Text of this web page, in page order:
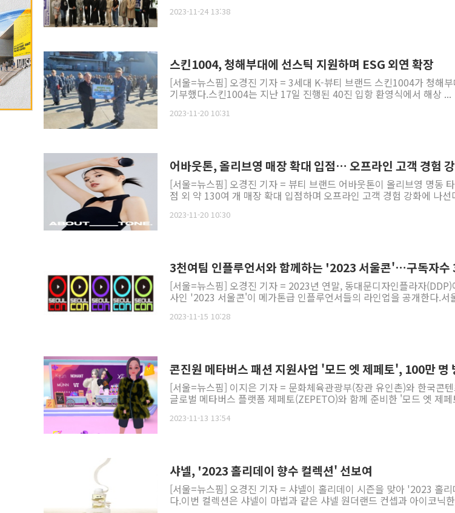
2023-11-24 13:38
스킨1004, 청해부대에 선스틱 지원하며 ESG 외연 확장
[서울=뉴스핌] 오경진 기자 = 3세대 K-뷰티 브랜드 스킨1004가 청해
기부했다.스킨1004는 지난 17일 진행된 40진 입항 환영식에서 해상 ...
2023-11-20 10:31
어바웃톤, 올리브영 매장 확대 입점… 오프라인 고객 경험
[서울=뉴스핌] 오경진 기자 = 뷰티 브랜드 어바웃톤이 올리브영 명동
점 외 약 130여 개 매장 확대 입점하며 오프라인 고객 경험 강화에 나선
2023-11-20 10:30
3천여팀 인플루언서와 함께하는 '2023 서울콘'…구독자수
[서울=뉴스핌] 오경진 기자 = 2023년 연말, 동대문디자인플라자
사인 '2023 서울콘'이 메가톤급 인플루언서들의 라인업을 공개한다.서
2023-11-15 10:28
콘진원 메타버스 패션 지원사업 '모드 엣 제페토', 100만 명
[서울=뉴스핌] 이지은 기자 = 문화체육관광부(장관 유인촌)와 한국콘
글로벌 메타버스 플랫폼 제페토(ZEPETO)와 함께 준비한 '모드 엣 제
2023-11-13 13:54
샤넬, '2023 홀리데이 향수 컬렉션' 선보여
[서울=뉴스핌] 오경진 기자 = 샤넬이 홀리데이 시즌을 맞아 '2023 홀
다.이번 컬렉션은 샤넬이 마법과 같은 샤넬 원더랜드 컨셉과 아이코닉